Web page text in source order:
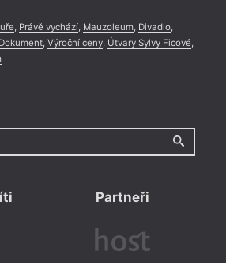
, Právě vychází, Mauzoleum, Divadlo,
Dokument, Výroční ceny, Útvary Sylvy Ficové,
Partneři